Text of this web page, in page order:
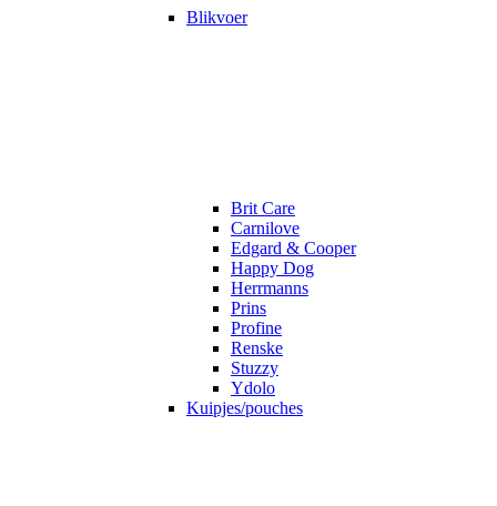
Blikvoer
Brit Care
Carnilove
Edgard & Cooper
Happy Dog
Herrmanns
Prins
Profine
Renske
Stuzzy
Ydolo
Kuipjes/pouches